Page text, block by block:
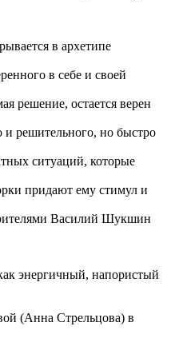
в архетипе
в себе и своей
решение, остается верен
и решительного, но быстро
ситуаций, которые
придают ему стимул и
Василий Шукшин
энергичный, напористый
(Анна Стрельцова) в